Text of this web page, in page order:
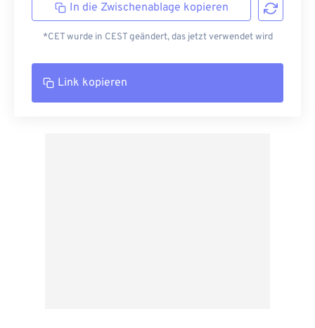
In die Zwischenablage kopieren
*CET wurde in CEST geändert, das jetzt verwendet wird
Link kopieren